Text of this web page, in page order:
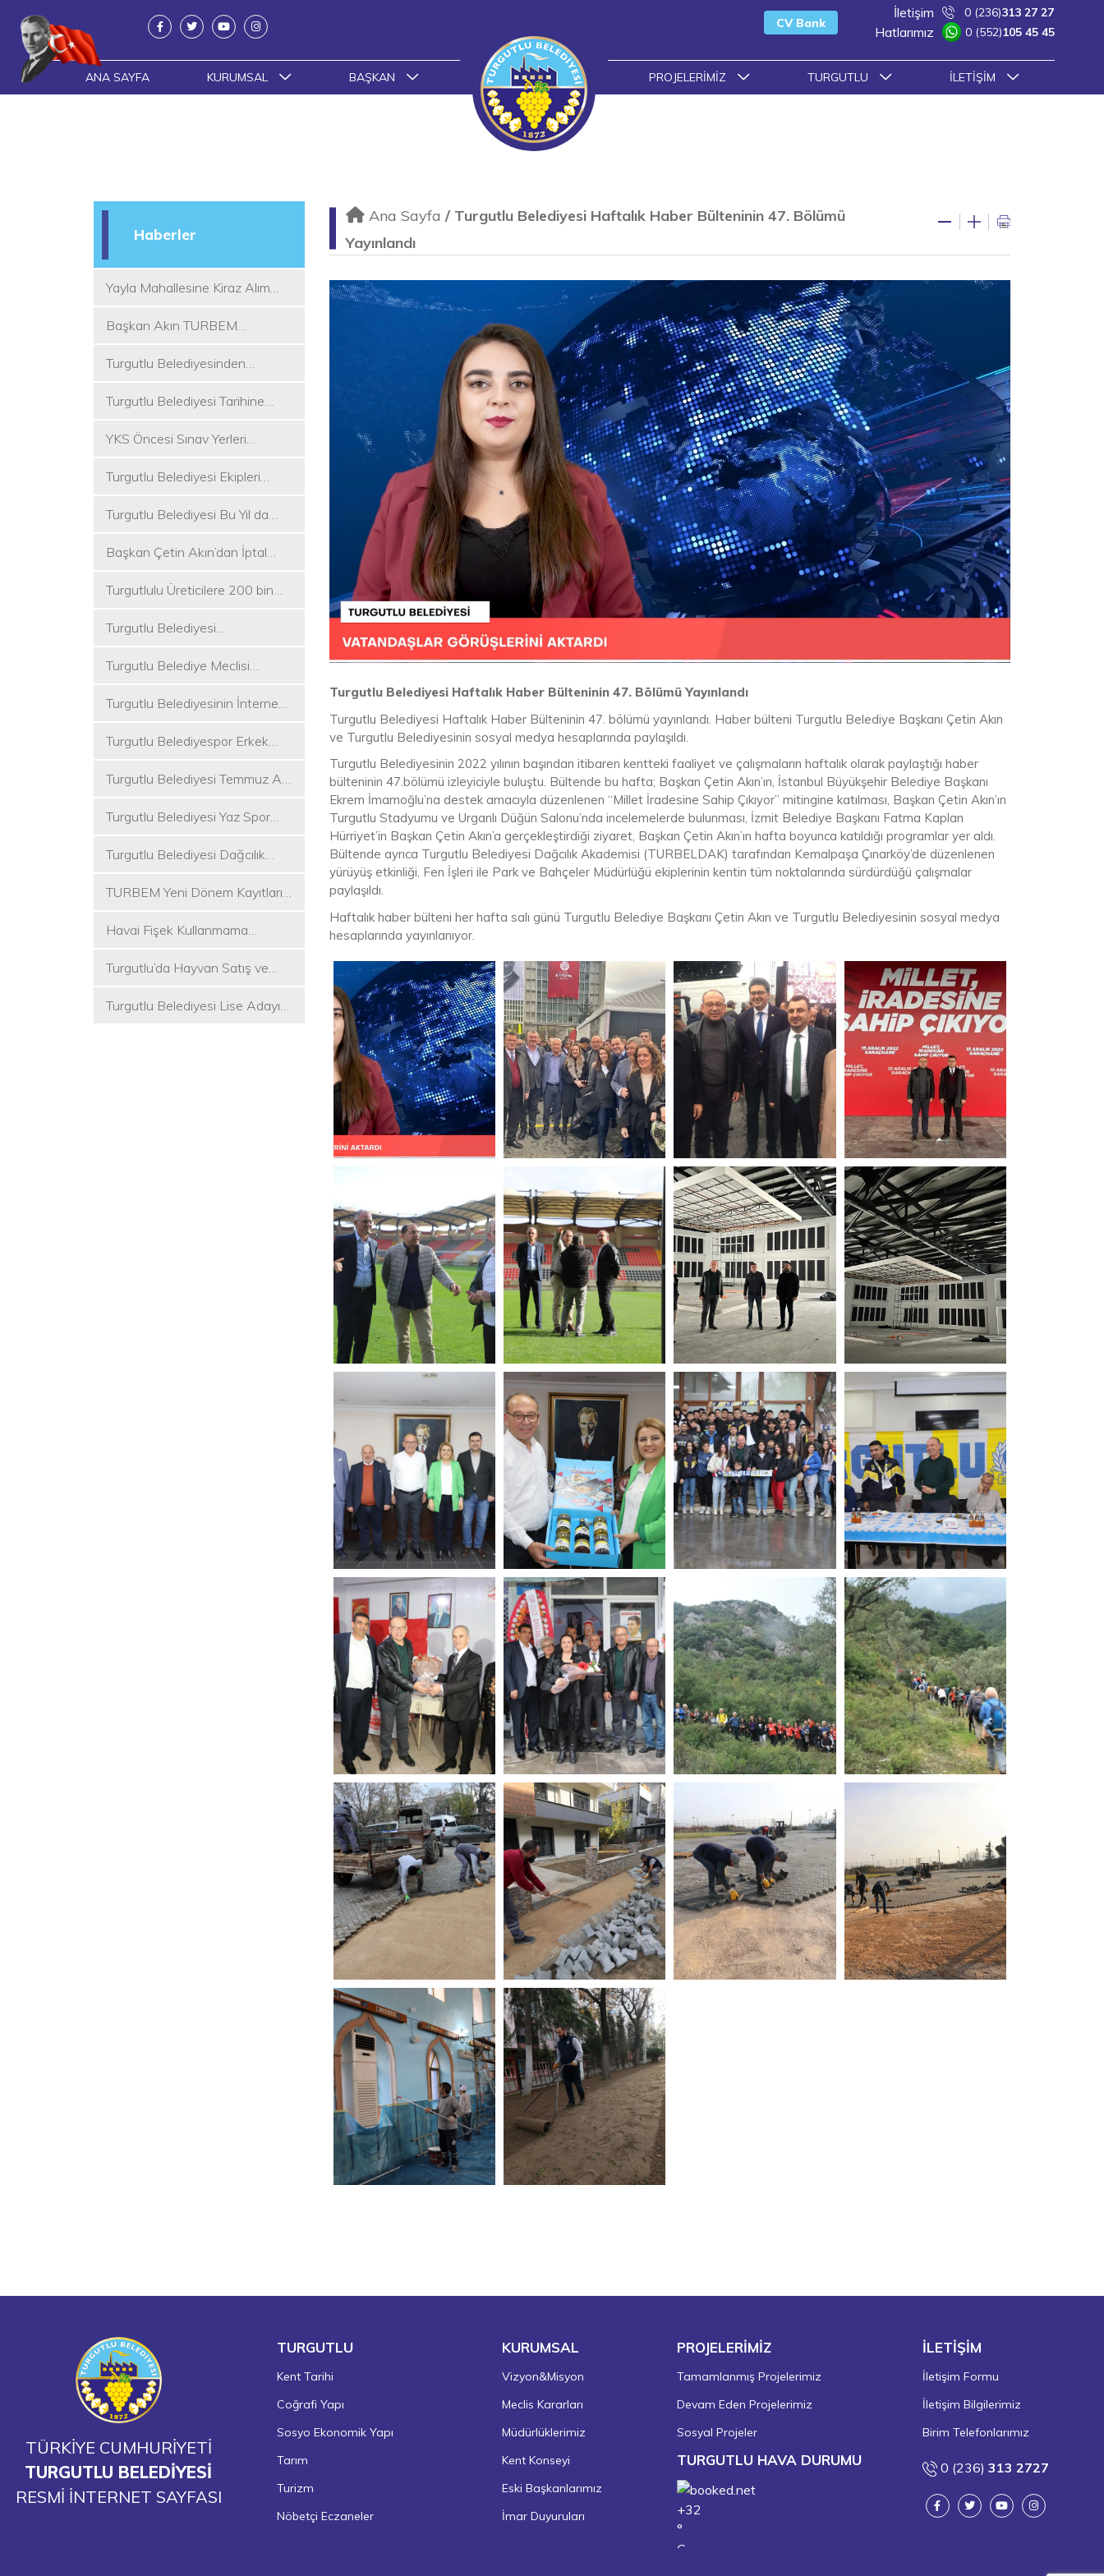
ANA SAYFA KURUMSAL BAŞKAN PROJELERIMIZ TURGUTLU İLETIŞIM
CV Bank
İletişim 0 (236)313 27 27
Hatlarımız 0 (552)105 45 45
Haberler
Yayla Mahallesine Kiraz Alım
Başkan Akın TURBEM
Turgutlu Belediyesinden
Mesai
Turgutlu Belediyesi Tarihine
YKS Öncesi Sınav Yerleri
Turgutlu Belediyesi Ekipleri
Hizmete Devam Ediyor
Turgutlu Belediyesi Bu Yıl da
Kuracak
Başkan Çetin Akın’dan İptal
Turgutlulu Üreticilere 200 bin
Turgutlu Belediyesi
Turgutlu Belediye Meclisi
Turgutlu Belediyesinin İnternet
Turgutlu Belediyespor Erkek
Turgutlu Belediyesi Temmuz Ayı
Turgutlu Belediyesi Yaz Spor
Turgutlu Belediyesi Dağcılık
Düzenledi
TURBEM Yeni Dönem Kayıtları
Havai Fişek Kullanmama
Akın Oldu
Turgutlu’da Hayvan Satış ve
Turgutlu Belediyesi Lise Adayı
Ana Sayfa / Turgutlu Belediyesi Haftalık Haber Bülteninin 47. Bölümü
Yayınlandı
Turgutlu Belediyesi Haftalık Haber Bülteninin 47. Bölümü Yayınlandı
Turgutlu Belediyesi Haftalık Haber Bülteninin 47. bölümü yayınlandı. Haber bülteni Turgutlu Belediye Başkanı Çetin Akın
ve Turgutlu Belediyesinin sosyal medya hesaplarında paylaşıldı.
Turgutlu Belediyesinin 2022 yılının başından itibaren kentteki faaliyet ve çalışmaların haftalık olarak paylaştığı haber
bülteninin 47.bölümü izleyiciyle buluştu. Bültende bu hafta; Başkan Çetin Akın’ın, İstanbul Büyükşehir Belediye Başkanı
Ekrem İmamoğlu’na destek amacıyla düzenlenen “Millet İradesine Sahip Çıkıyor” mitingine katılması, Başkan Çetin Akın’ın
Turgutlu Stadyumu ve Urganlı Düğün Salonu’nda incelemelerde bulunması, İzmit Belediye Başkanı Fatma Kaplan
Hürriyet’in Başkan Çetin Akın’a gerçekleştirdiği ziyaret, Başkan Çetin Akın’ın hafta boyunca katıldığı programlar yer aldı.
Bültende ayrıca Turgutlu Belediyesi Dağcılık Akademisi (TURBELDAK) tarafından Kemalpaşa Çınarköy’de düzenlenen
yürüyüş etkinliği, Fen İşleri ile Park ve Bahçeler Müdürlüğü ekiplerinin kentin tüm noktalarında sürdürdüğü çalışmalar
paylaşıldı.
Haftalık haber bülteni her hafta salı günü Turgutlu Belediye Başkanı Çetin Akın ve Turgutlu Belediyesinin sosyal medya
hesaplarında yayınlanıyor.
TÜRKİYE CUMHURİYETİ
TURGUTLU BELEDİYESİ
RESMİ İNTERNET SAYFASI
TURGUTLU
Kent Tarihi
Coğrafi Yapı
Sosyo Ekonomik Yapı
Tarım
Turizm
Nöbetçi Eczaneler
KURUMSAL
Vizyon&Misyon
Meclis Kararları
Müdürlüklerimiz
Kent Konseyi
Eski Başkanlarımız
İmar Duyuruları
PROJELERİMİZ
Tamamlanmış Projelerimiz
Devam Eden Projelerimiz
Sosyal Projeler
TURGUTLU HAVA DURUMU
+32
°
C
İLETİŞİM
İletişim Formu
İletişim Bilgilerimiz
Birim Telefonlarımız
0 (236)313 2727